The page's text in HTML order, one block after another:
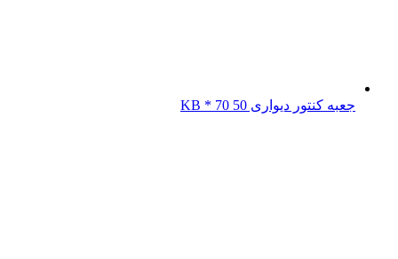
جعبه کنتور دیواری KB * 70 50